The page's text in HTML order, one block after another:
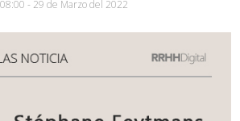
08:00 - 29 de Marzo del 2022